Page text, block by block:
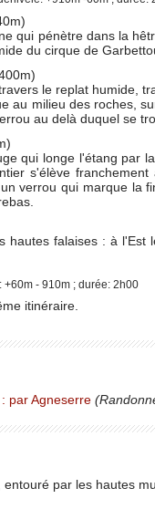
qui pénètre dans la
du cirque de
le replat humide,
au milieu des roches,
au delà duquel se
qui longe l'étang par
s'élève
verrou qui marque la
hautes falaises : à
- 910m ; durée: 2h00
itinéraire.
par Agneserre
par les hautes